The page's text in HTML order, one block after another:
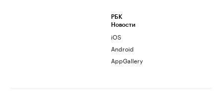
РБК
Новости
iOS
Android
AppGallery